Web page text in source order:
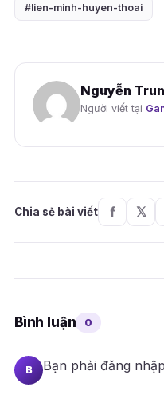
#lien-minh-huyen-thoai
Nguyễn
Người viết tại
Chia sẻ bài viết
Bình luận 0
B Bạn phải đăng nhập